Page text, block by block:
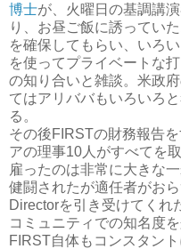
博士が、火曜日の基調講
り、お昼ご飯に誘ってい
を確保してもらい、いろ
を使ってプライベートな
の知り合いと雑談。米政
てはアリババもいろいろ
る。
その後FIRSTの財務報告
アの理事10人がすべてを
雇ったのは非常に大きな
健闘されたが適任者がお
Directorを引き受けてくれ
コミュニティでの知名度
FIRST自体もコンスタン